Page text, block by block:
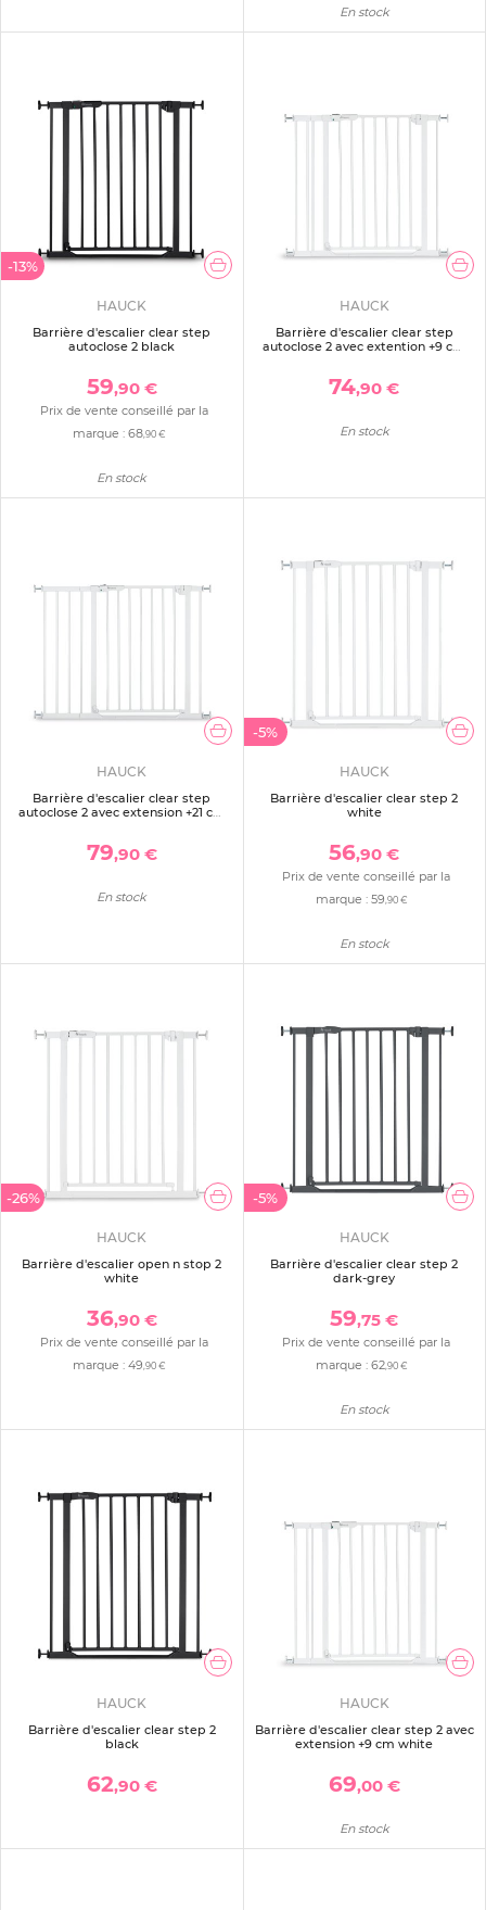
En stock
-13%
HAUCK
Barrière d'escalier clear step
autoclose 2 black
59,90 €
Prix de vente conseillé par la
marque :68,90 €
En stock
HAUCK
Barrière d'escalier clear step
autoclose 2 avec extention +9 cm
74,90 €
En stock
HAUCK
Barrière d'escalier clear step
autoclose 2 avec extension +21 cm
79,90 €
En stock
-5%
HAUCK
Barrière d'escalier clear step 2
white
56,90 €
Prix de vente conseillé par la
marque :59,90 €
En stock
-26%
HAUCK
Barrière d'escalier open n stop 2
white
36,90 €
Prix de vente conseillé par la
marque :49,90 €
-5%
HAUCK
Barrière d'escalier clear step 2
dark-grey
59,75 €
Prix de vente conseillé par la
marque :62,90 €
En stock
HAUCK
Barrière d'escalier clear step 2
black
62,90 €
HAUCK
Barrière d'escalier clear step 2 avec
extension +9 cm white
69,00 €
En stock